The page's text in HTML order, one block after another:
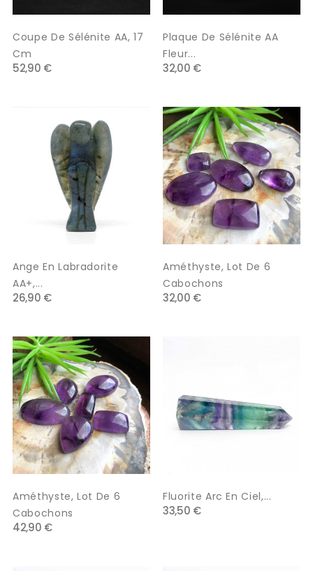
Coupe De Sélénite AA, 17
Cm
52,90 €
Plaque De Sélénite AA
Fleur...
32,00 €
Ange En Labradorite
AA+,...
26,90 €
Améthyste, Lot De 6
Cabochons
32,00 €
Améthyste, Lot De 6
Cabochons
42,90 €
Fluorite Arc En Ciel,...
33,50 €